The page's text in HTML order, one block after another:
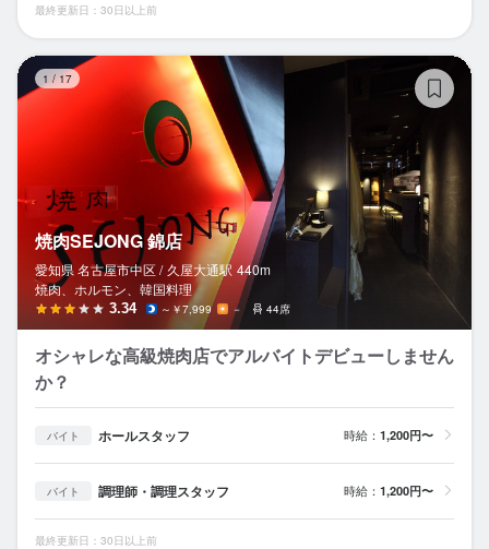
最終更新日：30日以上前
1/17
焼肉SEJONG 錦店
愛知県 名古屋市中区 / 久屋大通駅 440m
焼肉、ホルモン、韓国料理
3.34 ～￥7,999 － 44席
オシャレな高級焼肉店でアルバイトデビューしません
か？
バイト ホールスタッフ 時給： 1,200円〜
バイト 調理師・調理スタッフ 時給： 1,200円〜
最終更新日：30日以上前